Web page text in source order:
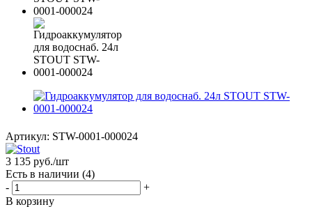
Артикул: STW-0001-000024
3 135 руб./шт
Есть в наличии (4)
-
+
В корзину